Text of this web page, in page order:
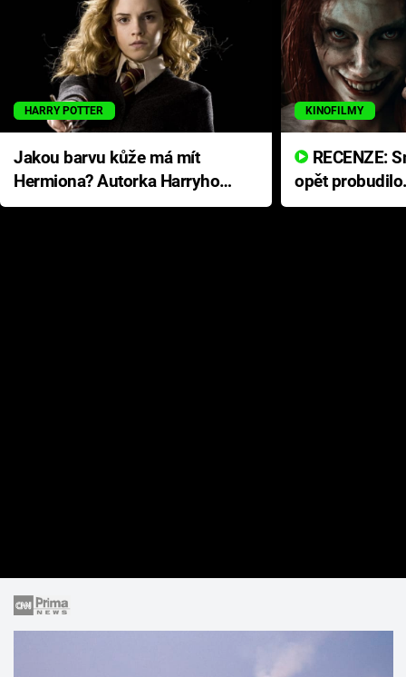
HARRY POTTER
Jakou barvu kůže má mít
Hermiona? Autorka Harryho
Pottera přišla s ráznou
KINOFILMY
opět
přichází s